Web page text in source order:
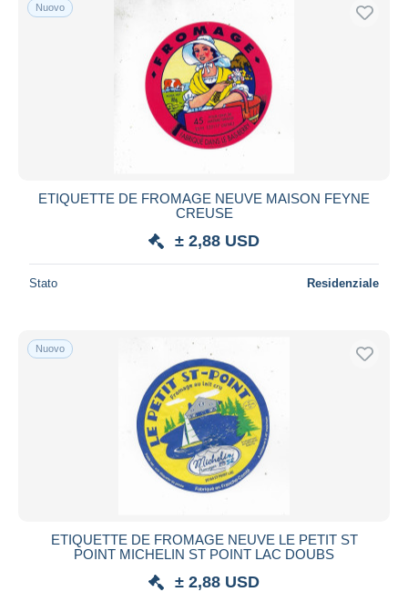
Nuovo
ETIQUETTE DE FROMAGE NEUVE MAISON FEYNE
CREUSE
± 2,88 USD
Stato Residenziale
Nuovo
ETIQUETTE DE FROMAGE NEUVE LE PETIT ST
POINT MICHELIN ST POINT LAC DOUBS
± 2,88 USD